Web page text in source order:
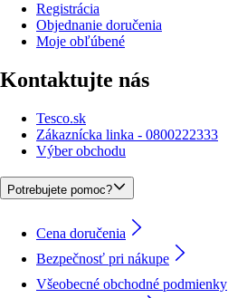
Registrácia
Objednanie doručenia
Moje obľúbené
Kontaktujte nás
Tesco.sk
Zákaznícka linka - 0800222333
Výber obchodu
Potrebujete pomoc?
Cena doručenia
Bezpečnosť pri nákupe
Všeobecné obchodné podmienky